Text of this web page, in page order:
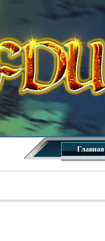
Главная